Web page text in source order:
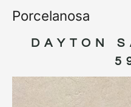
Porcelanosa
DAYTON